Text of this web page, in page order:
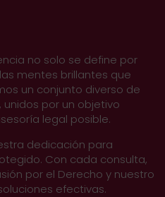
no solo se define por
mentes brillantes que
un conjunto diverso de
por un objetivo
legal posible.
dedicación para
Con cada consulta,
por el Derecho y nuestro
efectivas.